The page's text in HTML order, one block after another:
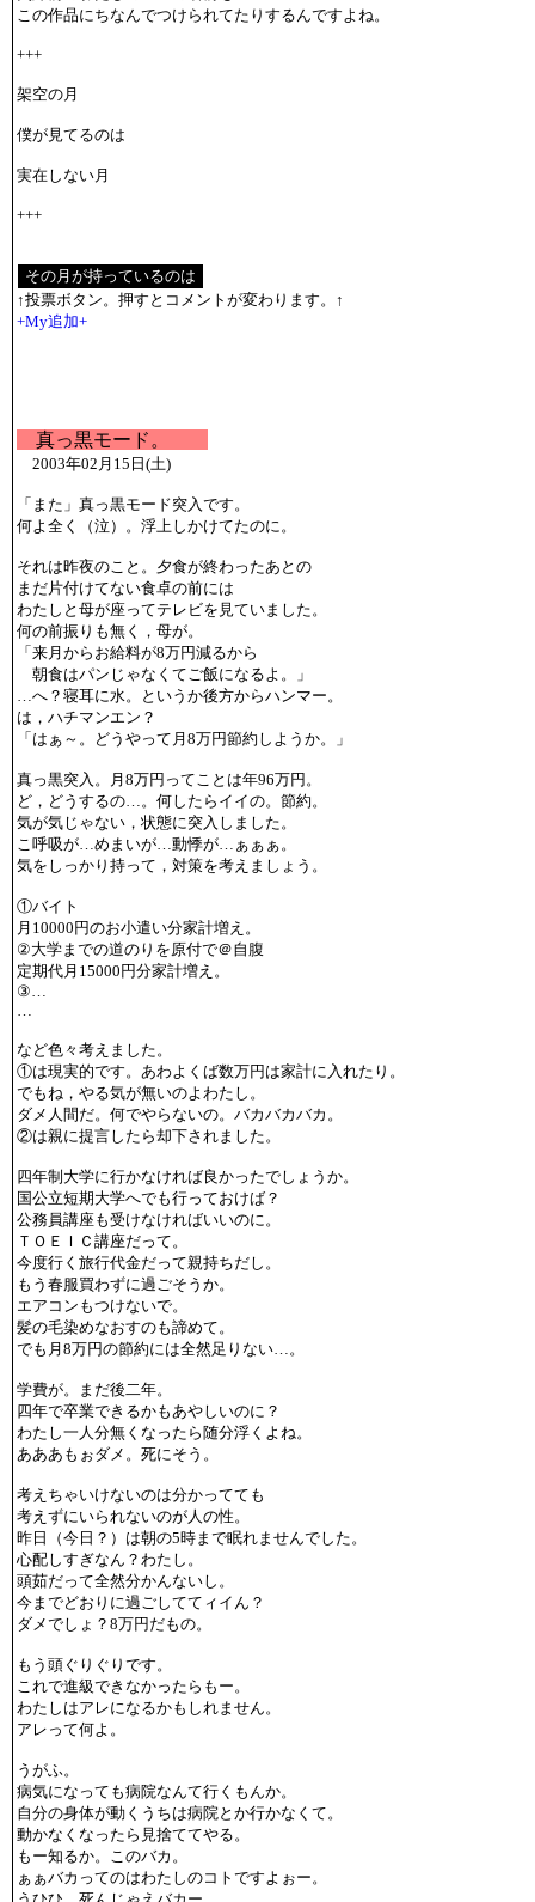
この作品にちなんでつけられてたりするんですよね。
+++
架空の月
僕が見てるのは
実在しない月
+++
↑投票ボタン。押すとコメントが変わります。↑
+My追加+
真っ黒モード。
2003年02月15日(土)
「また」真っ黒モード突入です。
何よ全く（泣）。浮上しかけてたのに。
それは昨夜のこと。夕食が終わったあとの
まだ片付けてない食卓の前には
わたしと母が座ってテレビを見ていました。
何の前振りも無く，母が。
「来月からお給料が8万円減るから
朝食はパンじゃなくてご飯になるよ。」
…へ？寝耳に水。というか後方からハンマー。
は，ハチマンエン？
「はぁ～。どうやって月8万円節約しようか。」
真っ黒突入。月8万円ってことは年96万円。
ど，どうするの…。何したらイイの。節約。
気が気じゃない，状態に突入しました。
こ呼吸が…めまいが…動悸が…ぁぁぁ。
気をしっかり持って，対策を考えましょう。
①バイト
月10000円のお小遣い分家計増え。
②大学までの道のりを原付で＠自腹
定期代月15000円分家計増え。
③…
…
など色々考えました。
①は現実的です。あわよくば数万円は家計に入れたり。
でもね，やる気が無いのよわたし。
ダメ人間だ。何でやらないの。バカバカバカ。
②は親に提言したら却下されました。
四年制大学に行かなければ良かったでしょうか。
国公立短期大学へでも行っておけば？
公務員講座も受けなければいいのに。
ＴＯＥＩＣ講座だって。
今度行く旅行代金だって親持ちだし。
もう春服買わずに過ごそうか。
エアコンもつけないで。
髪の毛染めなおすのも諦めて。
でも月8万円の節約には全然足りない…。
学費が。まだ後二年。
四年で卒業できるかもあやしいのに？
わたし一人分無くなったら随分浮くよね。
あああもぉダメ。死にそう。
考えちゃいけないのは分かってても
考えずにいられないのが人の性。
昨日（今日？）は朝の5時まで眠れませんでした。
心配しすぎなん？わたし。
頭茹だって全然分かんないし。
今までどおりに過ごしててィイん？
ダメでしょ？8万円だもの。
もう頭ぐりぐりです。
これで進級できなかったらもー。
わたしはアレになるかもしれません。
アレって何よ。
うがふ。
病気になっても病院なんて行くもんか。
自分の身体が動くうちは病院とか行かなくて。
動かなくなったら見捨ててやる。
もー知るか。このバカ。
ぁぁバカってのはわたしのコトですよぉー。